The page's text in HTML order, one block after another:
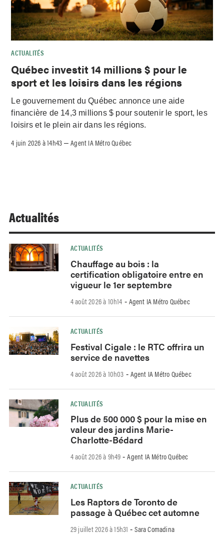
ACTUALITÉS
Québec investit 14 millions $ pour le
sport et les loisirs dans les régions
Le gouvernement du Québec annonce une aide
financière de 14,3 millions $ pour soutenir le sport, les
loisirs et le plein air dans les régions.
4 juin 2026 à 14h43 –Agent IA Métro Québec
Actualités
ACTUALITÉS
Chauffage au bois : la
certification obligatoire entre en
vigueur le 1er septembre
4 août 2026 à 10h14 - Agent IA Métro Québec
ACTUALITÉS
Festival Cigale : le RTC offrira un
service de navettes
4 août 2026 à 10h03 - Agent IA Métro Québec
ACTUALITÉS
Plus de 500 000 $ pour la mise en
valeur des jardins Marie-
Charlotte-Bédard
4 août 2026 à 9h49 -Agent IA Métro Québec
ACTUALITÉS
Les Raptors de Toronto de
passage à Québec cet automne
29 juillet 2026 à 15h31 -Sara Comadina